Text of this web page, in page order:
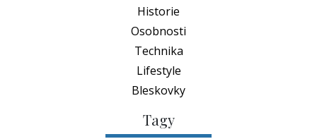
Historie
Osobnosti
Technika
Lifestyle
Bleskovky
Tagy